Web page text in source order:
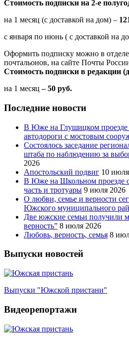
Стоимость подписки на 2-е
на 1 месяц (с доставкой на дом) –
с января по июнь ( с доставкой на
Оформить подписку можно в
почтальонов, на сайте Почты
Стоимость подписки в редакции
на 1 месяц – 50 руб.
Последние новости
В Юже на Глушицком проезде
автодороги с мостовым
Состоялось заседание
штаба по наблюдению за
2026
Апостольский подвиг 10
В Юже на Школьном проезде
часть и тротуары 9 июля 2026
О любви, семье и верности
Южского муниципального
Две южские семьи получили
верность” 8 июля 2026
Любовь, верность, семья 8
Выпуски новостей
Выпуски "Южской пристани"
Видеорепортажи